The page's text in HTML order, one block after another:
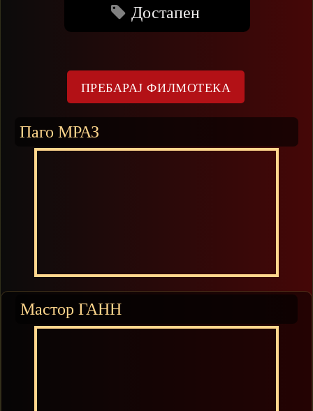
Достапен
Паго МРАЗ
Мастор ГАНН